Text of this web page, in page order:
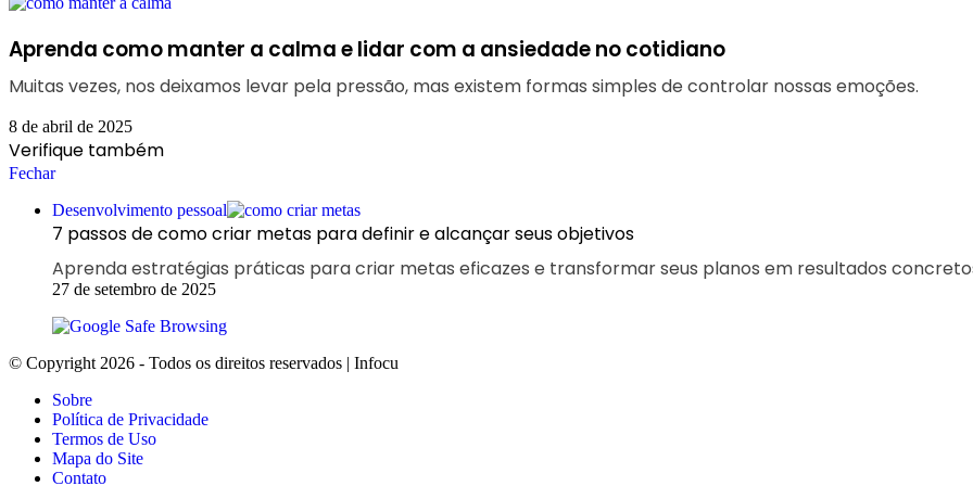
Aprenda como manter a calma e lidar com a ansiedade no cotidiano
Muitas vezes, nos deixamos levar pela pressão, mas existem formas simples de controlar nossas emoções.
8 de abril de 2025
Verifique também
Fechar
Desenvolvimento pessoal
7 passos de como criar metas para definir e alcançar seus objetivos
Aprenda estratégias práticas para criar metas eficazes e transformar seus planos em resultados
27 de setembro de 2025
© Copyright 2026 - Todos os direitos reservados | Infocu
Sobre
Política de Privacidade
Termos de Uso
Mapa do Site
Contato